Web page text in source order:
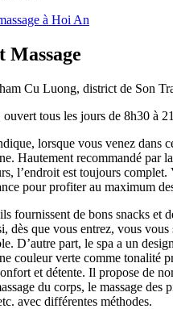
à Hoi An
Massage
Cu Luong, district de Son
ouvert tous les jours de 8h30 à
lorsque vous venez dans
Hautement recommandé par
l’endroit est toujours complet.
pour profiter au maximum
fournissent de bons snacks et
dès que vous entrez, vous vous
D’autre part, le spa a un design
couleur verte comme tonalité
et détente. Il propose de
du corps, le massage des
avec différentes méthodes.